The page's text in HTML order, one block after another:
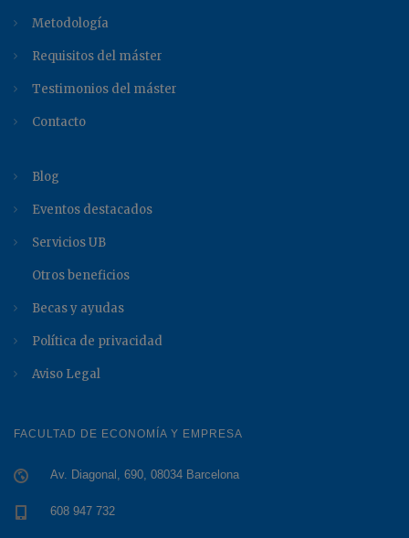
Metodología
Requisitos del máster
Testimonios del máster
Contacto
Blog
Eventos destacados
Servicios UB
Otros beneficios
Becas y ayudas
Política de privacidad
Aviso Legal
FACULTAD DE ECONOMÍA Y EMPRESA
Av. Diagonal, 690, 08034 Barcelona
608 947 732